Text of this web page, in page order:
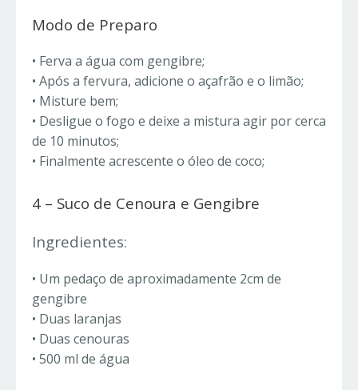
Modo de Preparo
• Ferva a água com gengibre;
• Após a fervura, adicione o açafrão e o limão;
• Misture bem;
• Desligue o fogo e deixe a mistura agir por cerca
de 10 minutos;
• Finalmente acrescente o óleo de coco;
4 – Suco de Cenoura e Gengibre
Ingredientes:
• Um pedaço de aproximadamente 2cm de
gengibre
• Duas laranjas
• Duas cenouras
• 500 ml de água